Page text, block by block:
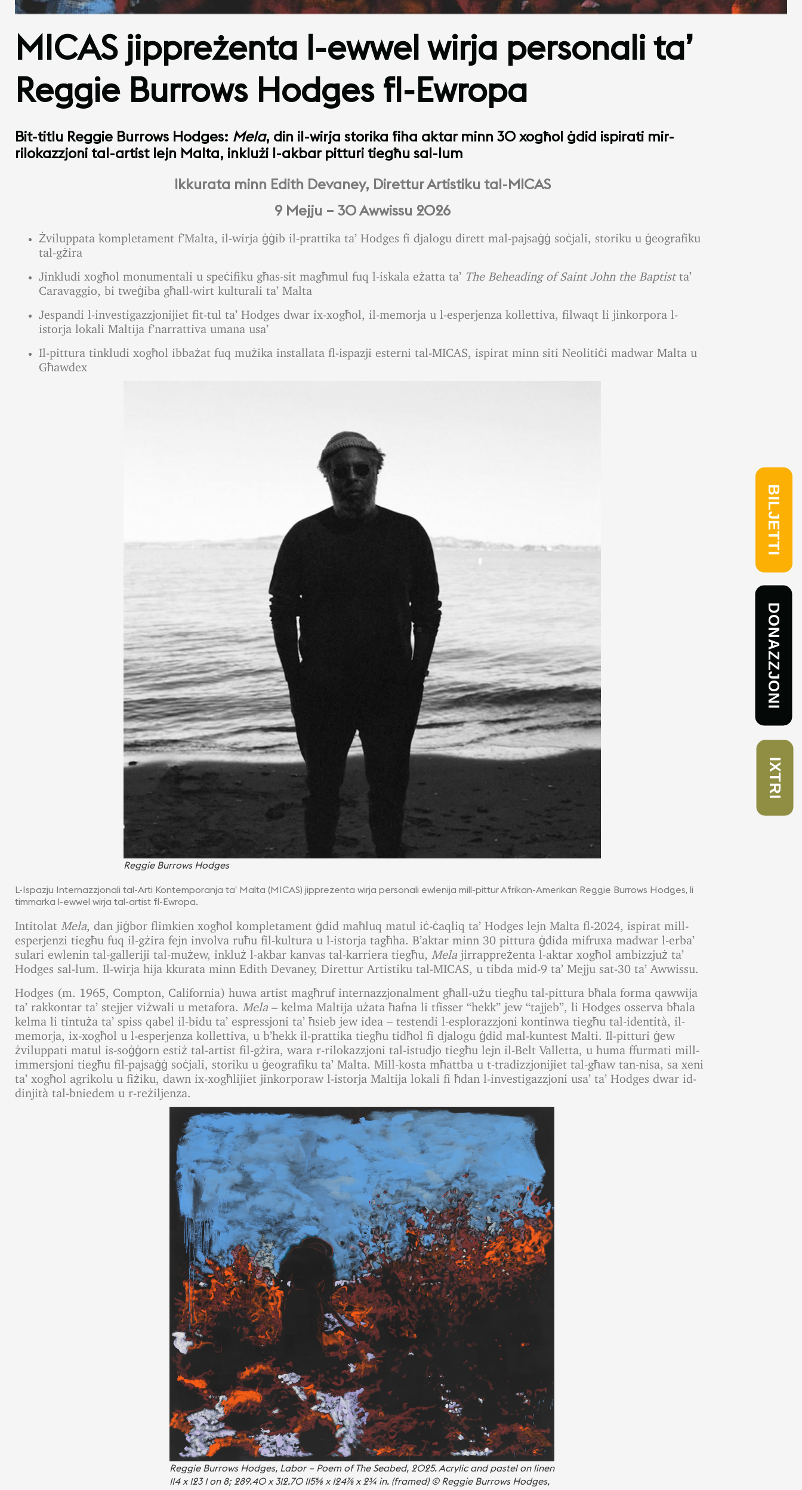
MICAS jippreżenta l-ewwel wirja personali ta’
Reggie Burrows Hodges fl-Ewropa
Bit-titlu Reggie Burrows Hodges: Mela, din il-wirja storika fiha aktar minn 30 xogħol ġdid ispirati mir-
rilokazzjoni tal-artist lejn Malta, inklużi l-akbar pitturi tiegħu sal-lum
Ikkurata minn Edith Devaney, Direttur Artistiku tal-MICAS
9 Mejju – 30 Awwissu 2026
Żviluppata kompletament f’Malta, il-wirja ġġib il-prattika ta’ Hodges fi djalogu dirett mal-pajsaġġ soċjali, storiku u ġeografiku
tal-gżira
Jinkludi xogħol monumentali u speċifiku għas-sit magħmul fuq l-iskala eżatta ta’ The Beheading of Saint John the Baptist ta’
Caravaggio, bi tweġiba għall-wirt kulturali ta’ Malta
Jespandi l-investigazzjonijiet fit-tul ta’ Hodges dwar ix-xogħol, il-memorja u l-esperjenza kollettiva, filwaqt li jinkorpora l-
istorja lokali Maltija f’narrattiva umana usa’
Il-pittura tinkludi xogħol ibbażat fuq mużika installata fl-ispazji esterni tal-MICAS, ispirat minn siti Neolitiċi madwar Malta u
Għawdex
Reggie Burrows Hodges
L-Ispazju Internazzjonali tal-Arti Kontemporanja ta’ Malta (MICAS) jippreżenta wirja personali ewlenija mill-pittur Afrikan-Amerikan Reggie Burrows Hodges, li
timmarka l-ewwel wirja tal-artist fl-Ewropa.
Intitolat Mela , dan jiġbor flimkien xogħol kompletament ġdid maħluq matul iċ-ċaqliq ta’ Hodges lejn Malta fl-2024, ispirat mill-
esperjenzi tiegħu fuq il-gżira fejn involva ruħu fil-kultura u l-istorja tagħha. B’aktar minn 30 pittura ġdida mifruxa madwar l-erba’
sulari ewlenin tal-galleriji tal-mużew, inkluż l-akbar kanvas tal-karriera tiegħu,
Mela jirrappreżenta l-aktar xogħol ambizzjuż ta’
Hodges sal-lum. Il-wirja hija kkurata minn Edith Devaney, Direttur Artistiku tal-MICAS, u tibda mid-9 ta’ Mejju sat-30 ta’ Awwissu.
Hodges (m. 1965, Compton, California) huwa artist magħruf internazzjonalment għall-użu tiegħu tal-pittura bħala forma qawwija
ta’ rakkontar ta’ stejjer viżwali u metafora.
Mela – kelma Maltija użata ħafna li tfisser “hekk” jew “tajjeb”, li Hodges osserva bħala
kelma li tintuża ta’ spiss qabel il-bidu ta’ espressjoni ta’ ħsieb jew idea – testendi l-esplorazzjoni kontinwa tiegħu tal-identità, il-
memorja, ix-xogħol u l-esperjenza kollettiva, u b’hekk il-prattika tiegħu tidħol fi djalogu ġdid mal-kuntest Malti. Il-pitturi ġew
żviluppati matul is-soġġorn estiż tal-artist fil-gżira, wara r-rilokazzjoni tal-istudjo tiegħu lejn il-Belt Valletta, u huma ffurmati mill-
immersjoni tiegħu fil-pajsaġġ soċjali, storiku u ġeografiku ta’ Malta. Mill-kosta mħattba u t-tradizzjonijiet tal-għaw tan-nisa, sa xeni
ta’ xogħol agrikolu u fiżiku, dawn ix-xogħlijiet jinkorporaw l-istorja Maltija lokali fi ħdan l-investigazzjoni usa’ ta’ Hodges dwar id-
dinjità tal-bniedem u r-reżiljenza.
Reggie Burrows Hodges, Labor – Poem of The Seabed, 2025. Acrylic and pastel on linen
114 x 123 1 on 8; 289.40 x 312.70 115⅝ x 124⅞ x 2¾ in. (framed) © Reggie Burrows Hodges,
BILJETTI
DONAZZJONI
IXTRI